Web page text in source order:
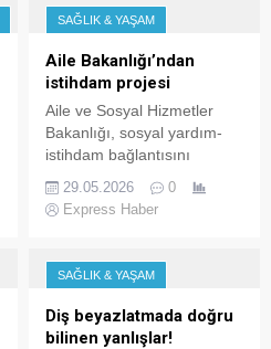
oluşan takım, “Klasik
satranç 1800 altı FIDE ELO”
kategorisinde dünya
şampiyonu olarak altın
SAĞLIK & YAŞAM
Aile Bakanlığı’ndan
istihdam projesi
Aile ve Sosyal Hizmetler
Bakanlığı, sosyal yardım-
istihdam bağlantısını
çalışmalarını Sosyal
Yardımlaşma ve Dayanışma
bundan böyle Sosyal
Hizmet Merkezi’nin (SHM)
uzman personel desteğiyle
de yürütecek.
29.05.2026
0
Express Haber
SAĞLIK & YAŞAM
Diş beyazlatmada doğru
bilinen yanlışlar!